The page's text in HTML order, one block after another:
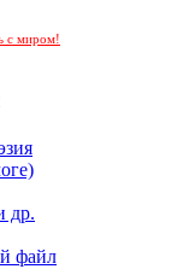
с миром!
др.
файл